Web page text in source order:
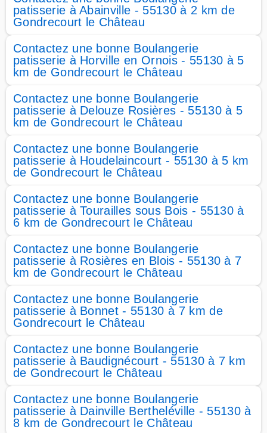
patisserie à Abainville - 55130 à 2 km de
Gondrecourt le Château
Contactez une bonne Boulangerie
patisserie à Horville en Ornois - 55130 à 5
km de Gondrecourt le Château
Contactez une bonne Boulangerie
patisserie à Delouze Rosières - 55130 à 5
km de Gondrecourt le Château
Contactez une bonne Boulangerie
patisserie à Houdelaincourt - 55130 à 5 km
de Gondrecourt le Château
Contactez une bonne Boulangerie
patisserie à Tourailles sous Bois - 55130 à
6 km de Gondrecourt le Château
Contactez une bonne Boulangerie
patisserie à Rosières en Blois - 55130 à 7
km de Gondrecourt le Château
Contactez une bonne Boulangerie
patisserie à Bonnet - 55130 à 7 km de
Gondrecourt le Château
Contactez une bonne Boulangerie
patisserie à Baudignécourt - 55130 à 7 km
de Gondrecourt le Château
Contactez une bonne Boulangerie
patisserie à Dainville Bertheléville - 55130 à
8 km de Gondrecourt le Château